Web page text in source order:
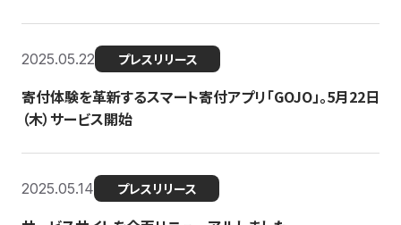
2025.05.22 プレスリリース
寄付体験を革新するスマート寄付アプリ「GOJO」。5月22日
（木）サービス開始
2025.05.14 プレスリリース